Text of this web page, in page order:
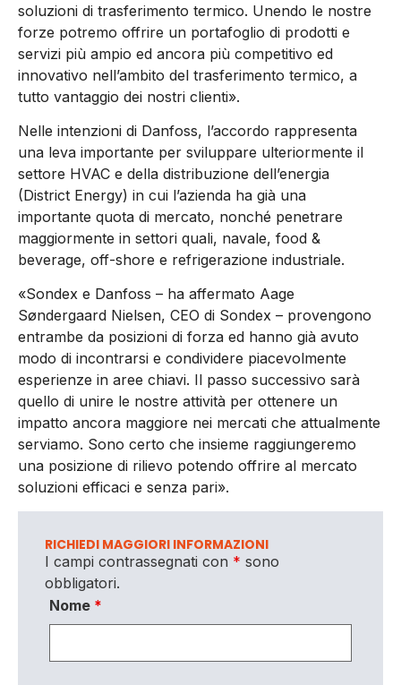
soluzioni di trasferimento termico. Unendo le nostre
forze potremo offrire un portafoglio di prodotti e
servizi più ampio ed ancora più competitivo ed
innovativo nell’ambito del trasferimento termico, a
tutto vantaggio dei nostri clienti».
Nelle intenzioni di Danfoss, l’accordo rappresenta
una leva importante per sviluppare ulteriormente il
settore HVAC e della distribuzione dell’energia
(District Energy) in cui l’azienda ha già una
importante quota di mercato, nonché penetrare
maggiormente in settori quali, navale, food &
beverage, off-shore e refrigerazione industriale.
«Sondex e Danfoss – ha affermato Aage
Søndergaard Nielsen, CEO di Sondex – provengono
entrambe da posizioni di forza ed hanno già avuto
modo di incontrarsi e condividere piacevolmente
esperienze in aree chiavi. Il passo successivo sarà
quello di unire le nostre attività per ottenere un
impatto ancora maggiore nei mercati che attualmente
serviamo. Sono certo che insieme raggiungeremo
una posizione di rilievo potendo offrire al mercato
soluzioni efficaci e senza pari».
RICHIEDI MAGGIORI INFORMAZIONI
I campi contrassegnati con * sono
obbligatori.
Nome *